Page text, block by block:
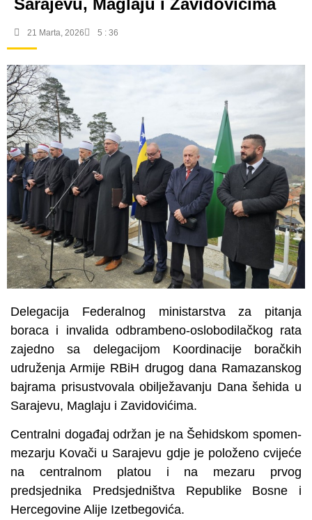
Sarajevu, Maglaju i Zavidovićima
21 Marta, 2026 5 : 36
Delegacija Federalnog ministarstva za pitanja
boraca i invalida odbrambeno-oslobodilačkog rata
zajedno sa delegacijom Koordinacije boračkih
udruženja Armije RBiH drugog dana Ramazanskog
bajrama prisustvovala obilježavanju Dana šehida u
Sarajevu, Maglaju i Zavidovićima.
Centralni događaj održan je na Šehidskom spomen-
mezarju Kovači u Sarajevu gdje je položeno cvijeće
na centralnom platou i na mezaru prvog
predsjednika Predsjedništva Republike Bosne i
Hercegovine Alije Izetbegovića.